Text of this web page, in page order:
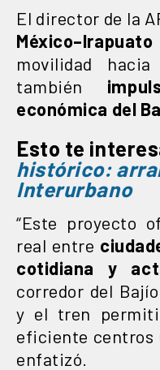
El director de la
México–Irapuato
movilidad
también
económica del
Esto te
histórico:
Interurbano
“Este proyecto
real entre
cotidiana y
corredor del
y el tren
eficiente centros
enfatizó.